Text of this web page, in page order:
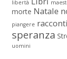
libertà
morte Natale
piangere racconti
speranza
uomini